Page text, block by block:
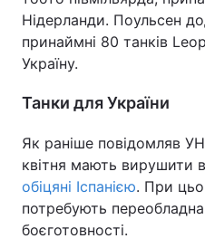
Нідерланди. Поульсен
принаймні 80 танків
Україну.
Танки для України
Як раніше повідомляв
квітня мають вирушити
обіцяні Іспанією. При
потребують
боєготовності.